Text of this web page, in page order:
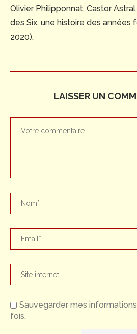
Olivier Philipponnat, Castor
des Six, une histoire des années
2020).
LAISSER UN
Sauvegarder mes
fois.